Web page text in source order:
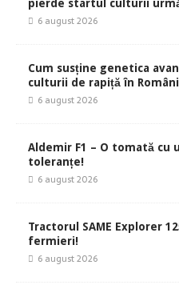
pierde startul culturii
6 august 2026
Cum susține genetica
culturii de rapiță în
6 august 2026
Aldemir F1 – O tomată cu
toleranțe!
6 august 2026
Tractorul SAME Explorer
fermieri!
6 august 2026